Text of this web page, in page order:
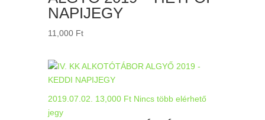
NAPIJEGY
11,000 Ft
2019.07.02. 13,000 Ft Nincs több elérhető
jegy